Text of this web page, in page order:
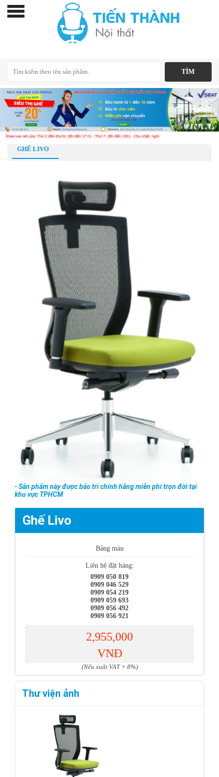
GHẾ LIVO
- Sản phẩm này được bảo trì chính hãng miễn phí trọn đời tại
khu vực TPHCM
Ghế Livo
Bảng màu
Liên hệ đặt hàng:
0909 050 819
0909 046 529
0909 054 219
0909 059 693
0909 056 492
0909 056 921
2,955,000
VNĐ
(Nếu xuất VAT + 8%)
Thư viện ảnh